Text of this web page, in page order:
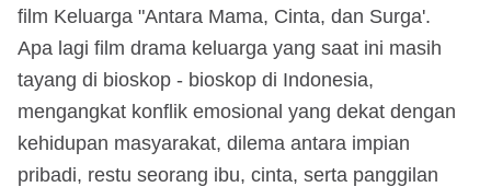
film Keluarga "Antara Mama, Cinta, dan Surga'.
Apa lagi film drama keluarga yang saat ini masih
tayang di bioskop - bioskop di Indonesia,
mengangkat konflik emosional yang dekat dengan
kehidupan masyarakat, dilema antara impian
pribadi, restu seorang ibu, cinta, serta panggilan